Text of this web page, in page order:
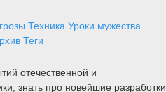
Техника Уроки мужества
Теги
отечественной и
знать про новейшие разработки